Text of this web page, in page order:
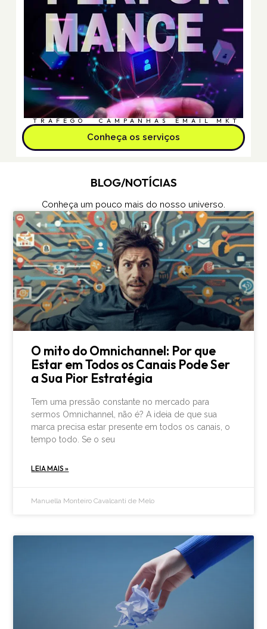
TRÁFEGO CAMPANHAS EMAIL MKT
Conheça os serviços
BLOG/NOTÍCIAS
Conheça um pouco mais do nosso universo.
O mito do Omnichannel: Por que
Estar em Todos os Canais Pode Ser
a Sua Pior Estratégia
Tem uma pressão constante no mercado para
sermos Omnichannel, não é? A ideia de que sua
marca precisa estar presente em todos os canais, o
tempo todo. Se o seu
LEIA MAIS »
Manuella Monteiro Cavalcanti de Melo